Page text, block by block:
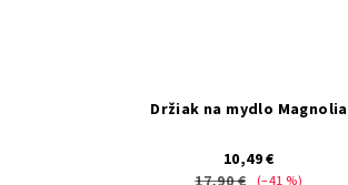
Držiak na mydlo Magnolia
10,49 €